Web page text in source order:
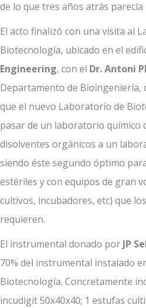
de lo que tres años atrás
El acto finalizó con una visita al
Biotecnología, ubicado en el
Engineering, con el Dr. Antoni
Departamento de Bioingeniería,
que el nuevo Laboratorio de
pasar de un laboratorio químico
disolventes orgánicos a un
siendo éste segundo óptimo
estériles y con equipos de gran
cultivos, incubadores, etc) que
requieren.
El instrumental donado por JP
70% del instrumental instalado
Biotecnología. Concretamente
incudigit 50x40x40; 1 estufas